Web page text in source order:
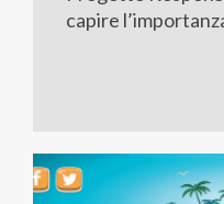
capire